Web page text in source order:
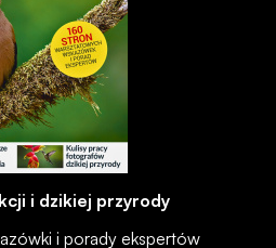
i dzikiej przyrody
i porady ekspertów